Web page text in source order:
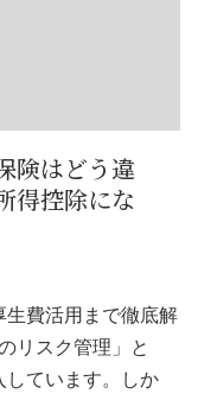
険はどう違
得控除にな
費活用まで徹底解
リスク管理」と
しています。しか